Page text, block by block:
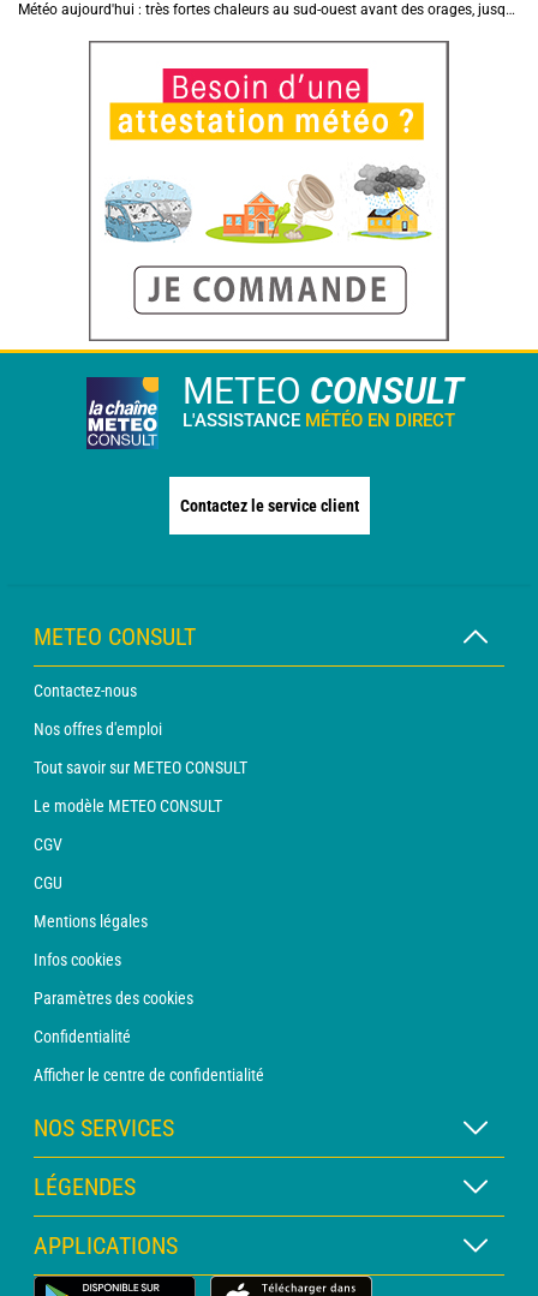
Météo aujourd'hui : très fortes chaleurs au sud-ouest avant des orages, jusqu'à 39°C
METEO CONSULT
L'ASSISTANCE MÉTÉO EN DIRECT
Contactez le service client
METEO CONSULT
Contactez-nous
Nos offres d'emploi
Tout savoir sur METEO CONSULT
Le modèle METEO CONSULT
CGV
CGU
Mentions légales
Infos cookies
Paramètres des cookies
Confidentialité
Afficher le centre de confidentialité
NOS SERVICES
Abonnement METEO Xpert
Abonnement METEO PRO
Consultation avec un prévisionniste
LÉGENDES
Légende des cartes
Légende des pictogrammes
APPLICATIONS